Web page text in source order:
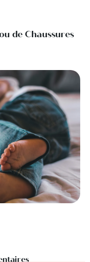
de Chaussures